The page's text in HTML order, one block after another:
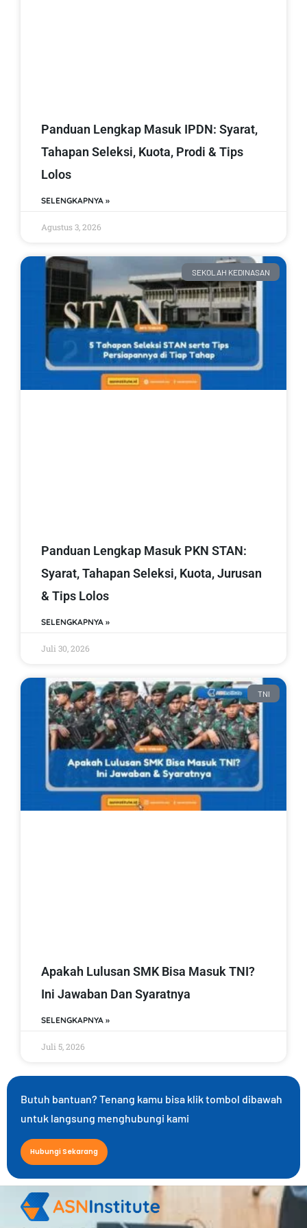
Panduan Lengkap Masuk IPDN: Syarat,
Tahapan Seleksi, Kuota, Prodi & Tips
Lolos
SELENGKAPNYA »
Agustus 3, 2026
SEKOLAH KEDINASAN
Panduan Lengkap Masuk PKN STAN:
Syarat, Tahapan Seleksi, Kuota, Jurusan
& Tips Lolos
SELENGKAPNYA »
Juli 30, 2026
TNI
Apakah Lulusan SMK Bisa Masuk TNI?
Ini Jawaban Dan Syaratnya
SELENGKAPNYA »
Juli 5, 2026
Butuh bantuan? Tenang kamu bisa klik tombol dibawah
untuk langsung menghubungi kami
Hubungi Sekarang